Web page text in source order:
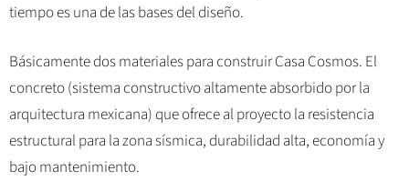
tiempo es una de las bases del diseño.
Básicamente dos materiales para construir Casa Cosmos. El
concreto (sistema constructivo altamente absorbido por la
arquitectura mexicana) que ofrece al proyecto la resistencia
estructural para la zona sísmica, durabilidad alta, economía y
bajo mantenimiento.